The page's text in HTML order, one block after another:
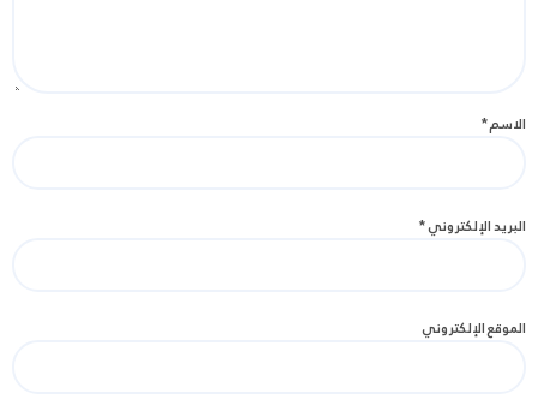
الاسم*
البريد الإلكتروني*
الموقع الإلكتروني